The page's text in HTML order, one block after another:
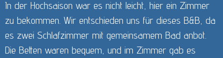
In der Hochsaison war es nicht leicht, hier ein Zimmer
zu bekommen. Wir entschieden uns für dieses B&B, da
es zwei Schlafzimmer mit gemeinsamem Bad anbot.
Die Betten waren bequem, und im Zimmer gab es